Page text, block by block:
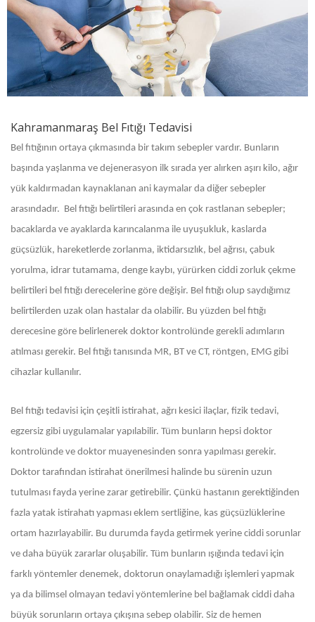
Kahramanmaraş Bel Fıtığı Tedavisi
Bel fıtığının ortaya çıkmasında bir takım sebepler vardır. Bunların
başında yaşlanma ve dejenerasyon ilk sırada yer alırken aşırı kilo, ağır
yük kaldırmadan kaynaklanan ani kaymalar da diğer sebepler
arasındadır. Bel fıtığı belirtileri arasında en çok rastlanan sebepler;
bacaklarda ve ayaklarda karıncalanma ile uyuşukluk, kaslarda
güçsüzlük, hareketlerde zorlanma, iktidarsızlık, bel ağrısı, çabuk
yorulma, idrar tutamama, denge kaybı, yürürken ciddi zorluk çekme
belirtileri bel fıtığı derecelerine göre değişir. Bel fıtığı olup saydığımız
belirtilerden uzak olan hastalar da olabilir. Bu yüzden bel fıtığı
derecesine göre belirlenerek doktor kontrolünde gerekli adımların
atılması gerekir. Bel fıtığı tanısında MR, BT ve CT, röntgen, EMG gibi
cihazlar kullanılır.
Bel fıtığı tedavisi için çeşitli istirahat, ağrı kesici ilaçlar, fizik tedavi,
egzersiz gibi uygulamalar yapılabilir. Tüm bunların hepsi doktor
kontrolünde ve doktor muayenesinden sonra yapılması gerekir.
Doktor tarafından istirahat önerilmesi halinde bu sürenin uzun
tutulması fayda yerine zarar getirebilir. Çünkü hastanın gerektiğinden
fazla yatak istirahatı yapması eklem sertliğine, kas güçsüzlüklerine
ortam hazırlayabilir. Bu durumda fayda getirmek yerine ciddi sorunlar
ve daha büyük zararlar oluşabilir. Tüm bunların ışığında tedavi için
farklı yöntemler denemek, doktorun onaylamadığı işlemleri yapmak
ya da bilimsel olmayan tedavi yöntemlerine bel bağlamak ciddi daha
büyük sorunların ortaya çıkışına sebep olabilir. Siz de hemen